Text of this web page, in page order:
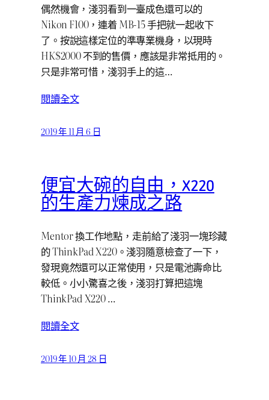
偶然機會，淺羽看到一臺成色還可以的
Nikon F100，連着 MB-15 手把就一起收下
了。按說這樣定位的準專業機身，以現時
HK$2000 不到的售價，應該是非常抵用的。
只是非常可惜，淺羽手上的這…
閱讀全文
2019 年 11 月 6 日
便宜大碗的自由，X220
的生產力煉成之路
Mentor 換工作地點，走前給了淺羽一塊珍藏
的 ThinkPad X220。淺羽隨意檢查了一下，
發現竟然還可以正常使用，只是電池壽命比
較低。小小驚喜之後，淺羽打算把這塊
ThinkPad X220 …
閱讀全文
2019 年 10 月 28 日